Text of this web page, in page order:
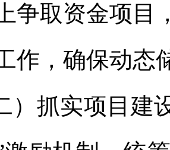
争取资金项目
作，确保动态
）抓实项目建